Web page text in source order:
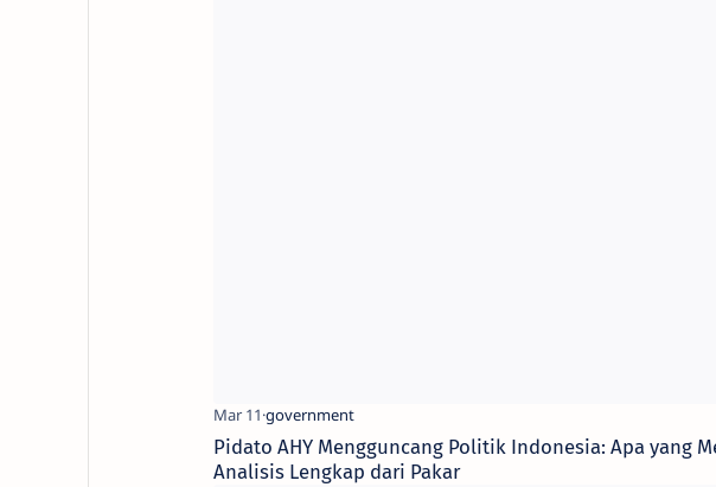
Pidato AHY Mengguncang Politik Indonesia: Apa yang
Analisis Lengkap dari Pakar